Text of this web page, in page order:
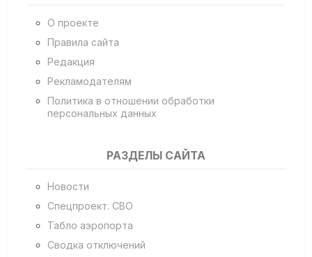
О проекте
Правила сайта
Редакция
Рекламодателям
Политика в отношении обработки
персональных данных
РАЗДЕЛЫ САЙТА
Новости
Спецпроект. СВО
Табло аэропорта
Сводка отключений